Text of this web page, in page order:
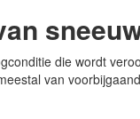
die wordt
van